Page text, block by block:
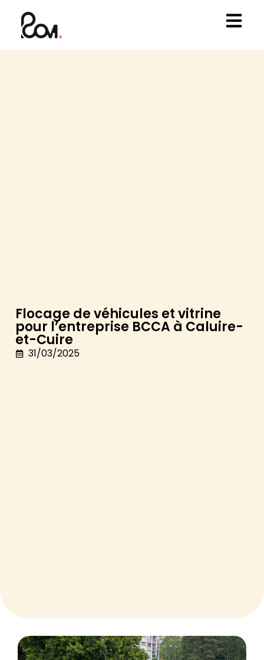
Flocage de véhicules et vitrine
pour l’entreprise BCCA à Caluire-
et-Cuire
31/03/2025